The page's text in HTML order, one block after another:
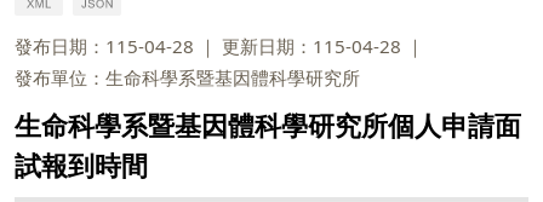
發布日期：115-04-28
更新日期：115-04-28
發布單位：生命科學系暨基因體科學研究所
生命科學系暨基因體科學研究所個人申請面
試報到時間